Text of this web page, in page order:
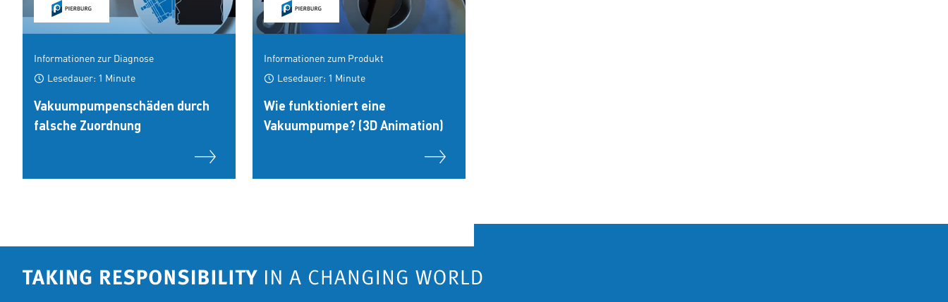
Informationen zur Diagnose
Lesedauer: 1 Minute
Vakuumpumpenschäden durch
falsche Zuordnung
Informationen zum Produkt
Lesedauer: 1 Minute
Wie funktioniert eine
Vakuumpumpe? (3D Animation)